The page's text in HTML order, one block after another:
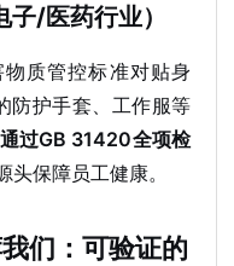
/医药行业）
质管控标准对贴身
防护手套、工作服等
过GB 31420全项检
头保障员工健康。
们：可验证的